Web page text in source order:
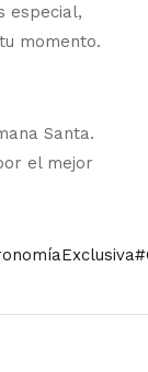
especial,
momento.
Santa.
el mejor